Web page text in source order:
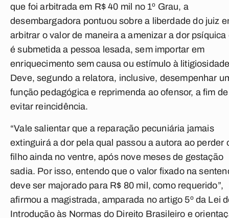
que foi arbitrada em R$ 40 mil no 1º Grau, a
desembargadora pontuou sobre a liberdade do juiz
arbitrar o valor de maneira a amenizar a dor psíquica
é submetida a pessoa lesada, sem importar em
enriquecimento sem causa ou estímulo à
Deve, segundo a relatora, inclusive, desempenhar
função pedagógica e reprimenda ao ofensor, a fim de
evitar reincidência.
“Vale salientar que a reparação pecuniária jamais
extinguirá a dor pela qual passou a autora ao perder
filho ainda no ventre, após nove meses de gestação
sadia. Por isso, entendo que o valor fixado na
deve ser majorado para R$ 80 mil, como requerido”,
afirmou a magistrada, amparada no artigo 5º da Lei
Introdução às Normas do Direito Brasileiro e